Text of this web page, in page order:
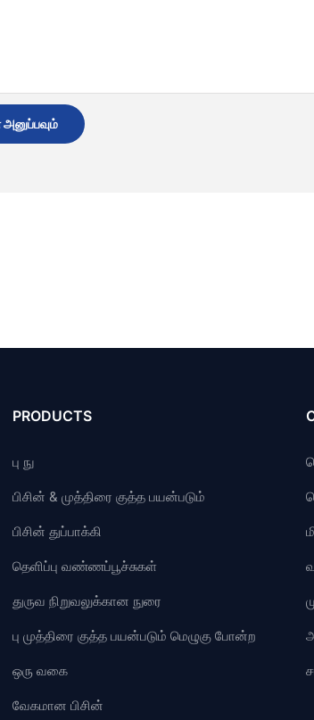
PRODUCTS
பு நு
பிசின் & முத்திரை குத்த பயன்படும்
பிசின் துப்பாக்கி
தெளிப்பு வண்ணப்பூச்சுகள்
துருவ நிறுவலுக்கான நுரை
பு முத்திரை குத்த பயன்படும் மெழுகு போன்ற
ஒரு வகை
வேகமான பிசின்